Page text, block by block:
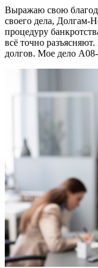
Выражаю свою
своего дела, Долгам-
процедуру
всё точно
долгов. Мое дело